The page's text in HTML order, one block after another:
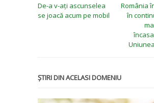
De-a v-ați ascunselea
se joacă acum pe mobil
România
în
ȘTIRI DIN ACELASI DOMENIU